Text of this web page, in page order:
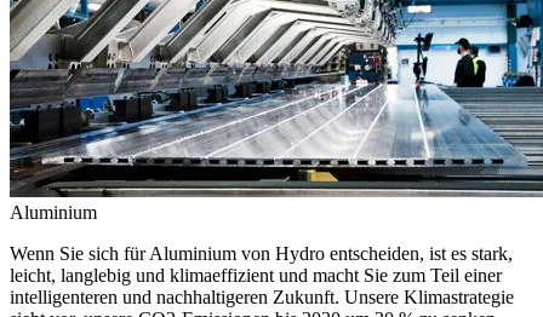
Aluminium
Wenn Sie sich für Aluminium von Hydro entscheiden, ist es stark,
leicht, langlebig und klimaeffizient und macht Sie zum Teil einer
intelligenteren und nachhaltigeren Zukunft. Unsere Klimastrategie